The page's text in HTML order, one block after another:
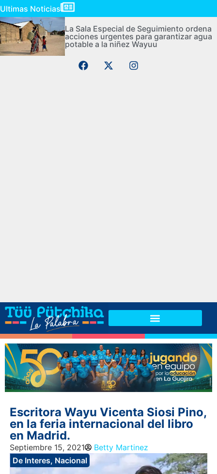
Ultimas Noticias
La Sala Especial de Seguimiento ordena
acciones urgentes para garantizar agua
potable a la niñez Wayuu
Escritora Wayu Vicenta Siosi Pino,
en la feria internacional del libro
en Madrid.
Septiembre 15, 2021
Betty Martinez
De Interes, Nacional